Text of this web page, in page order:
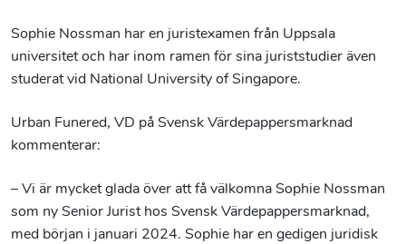
Sophie Nossman har en juristexamen från Uppsala
universitet och har inom ramen för sina juriststudier även
studerat vid National University of Singapore.
Urban Funered, VD på Svensk Värdepappersmarknad
kommenterar:
– Vi är mycket glada över att få välkomna Sophie Nossman
som ny Senior Jurist hos Svensk Värdepappersmarknad,
med början i januari 2024. Sophie har en gedigen juridisk